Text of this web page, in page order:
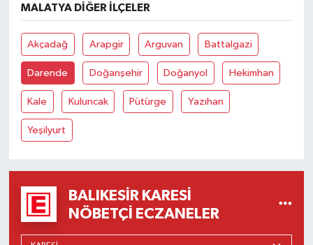
MALATYA DIĞER İLÇELER
Akçadağ Arapgir Arguvan Battalgazi
Darende Doğanşehir Doğanyol Hekimhan
Kale Kuluncak Pütürge Yazıhan
Yeşilyurt
BALIKESIR KARESI
NÖBETÇI ECZANELER
KÜLTÜR-SANAT
MAGAZİN
MANŞET
Manyas
OTOMOTİV